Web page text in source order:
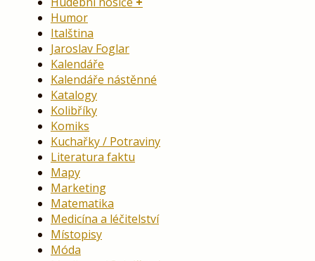
Humor
Italština
Jaroslav Foglar
Kalendáře
Kalendáře nástěnné
Katalogy
Kolibříky
Komiks
Kuchařky / Potraviny
Literatura faktu
Mapy
Marketing
Matematika
Medicína a léčitelství
Místopisy
Móda